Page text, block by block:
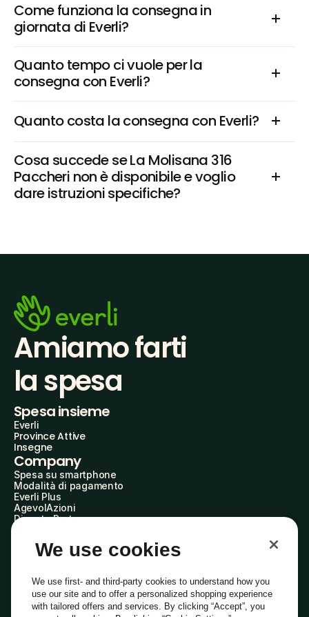
Come funziona la consegna in
giornata di Everli?
Quanto tempo ci vuole per la
consegna con Everli?
Quanto costa la consegna con Everli?
Cosa succede se La Molisana 316
Paccheri non è disponibile e voglio
dare istruzioni specifiche?
Amiamo farti
la spesa
Spesa insieme
Everli
Province Attive
Insegne
Company
Spesa su smartphone
Modalità di pagamento
Everli Plus
AgevolAzioni
Diventa Partner
Everli Shoppers
About Us
Everli News
Domande frequenti
Lavora con noi
Diventa Shopper
We use cookies
We use first- and third-party cookies to understand how you
use our site and to offer a personalized shopping experience
with tailored offers and services. By clicking “Accept”, you